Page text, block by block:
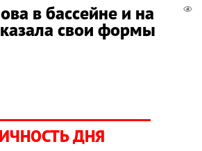
в бассейне и на
свои формы
ДНЯ